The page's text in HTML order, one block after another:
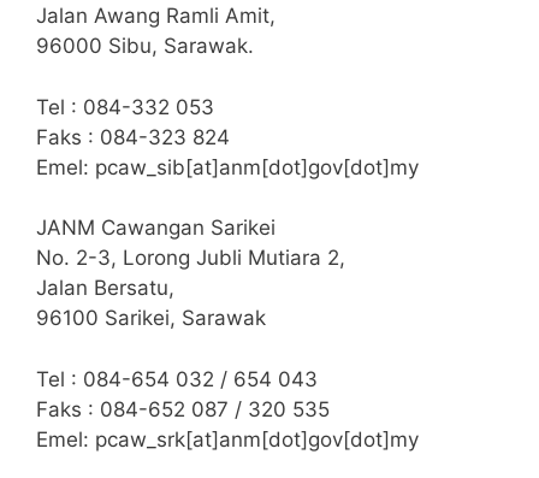
Jalan Awang Ramli Amit,
96000 Sibu, Sarawak.
Tel : 084-332 053
Faks : 084-323 824
Emel: pcaw_sib[at]anm[dot]gov[dot]my
JANM Cawangan Sarikei
No. 2-3, Lorong Jubli Mutiara 2,
Jalan Bersatu,
96100 Sarikei, Sarawak
Tel : 084-654 032 / 654 043
Faks : 084-652 087 / 320 535
Emel: pcaw_srk[at]anm[dot]gov[dot]my